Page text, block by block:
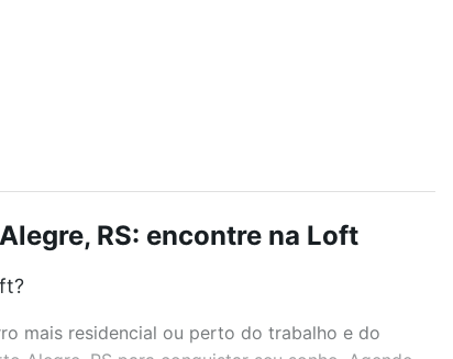
RS: encontre na Loft
mais residencial ou perto do trabalho e do